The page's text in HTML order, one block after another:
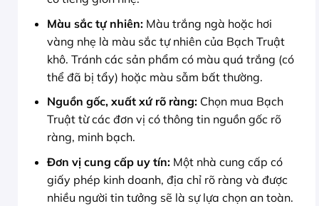
Màu sắc tự nhiên:Màu trắng ngà hoặc hơi
vàng nhẹ là màu sắc tự nhiên của Bạch Truật
khô. Tránh các sản phẩm có màu quá trắng (có
thể đã bị tẩy) hoặc màu sẫm bất thường.
Nguồn gốc, xuất xứ rõ ràng:Chọn mua Bạch
Truật từ các đơn vị có thông tin nguồn gốc rõ
ràng, minh bạch.
Đơn vị cung cấp uy tín:Một nhà cung cấp có
giấy phép kinh doanh, địa chỉ rõ ràng và được
nhiều người tin tưởng sẽ là sự lựa chọn an toàn.